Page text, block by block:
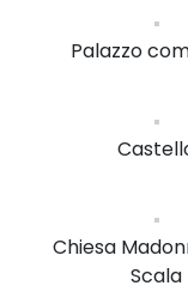
Palazzo
Chiesa
Scala